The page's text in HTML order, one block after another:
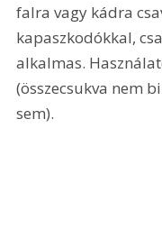
falra vagy kádra
kapaszkodókkal,
alkalmas.
(összecsukva nem
sem).